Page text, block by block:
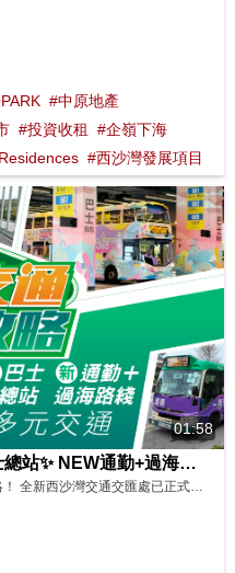
#中原地產
#投資收租
#企嶺下海
#西沙灣發展項目
01:58
【西沙交通再加碼!】 全新巴士總站✨ NEW通勤+過海巴士路綫🚌丨 最新西沙交通全攻略 影片來源：FINANCE 730
叮咚！請接收最新升級版西沙交通全攻略！ 全新西沙灣交通交匯處已正式投入使用，新增通勤及過海巴士，總數提供11條路綫，暢達多區。加上港鐵大學站、烏溪沙站，雙站雙綫鐵路加持，靈活專綫小巴，以及已擴闊的西沙路舒暢自駕體驗，多元交通組合，出入西沙更自如！ 還有！西沙灣交通交匯處設尊尚候車室，等車更從容、舒適！